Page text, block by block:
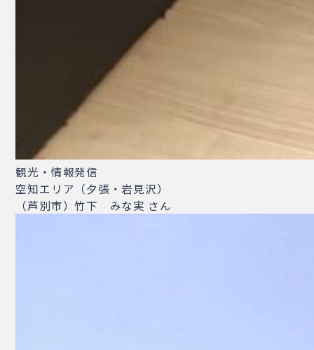
観光・情報発信
空知エリア（夕張・岩見沢）
（芦別市）竹下 みな実 さん